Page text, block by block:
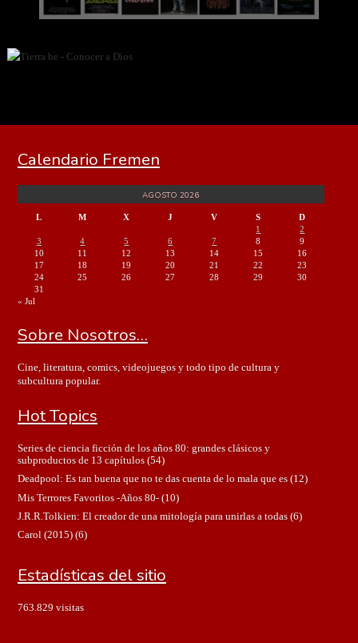
Calendario Fremen
AGOSTO 2026
L M X J V S
D
1
2
3
4 5 6 7 8
9
10
11 12 13 14 15
16
17
18 19 20 21 22
23
24
25 26 27 28 29
30
31
« Jul
Sobre Nosotros…
Cine, literatura, comics, videojuegos y todo tipo de cultura y
subcultura popular.
Hot Topics
Series de ciencia ficción de los años 80: grandes clásicos y
subproductos de 13 capítulos(54)
Deadpool: Es tan buena que no te das cuenta de lo mala que es(12)
Mis Terrores Favoritos -Años 80-(10)
J.R.R.Tolkien: El creador de una mitología para unirlas a todas(6)
Carol (2015)(6)
Estadísticas del sitio
763.829 visitas